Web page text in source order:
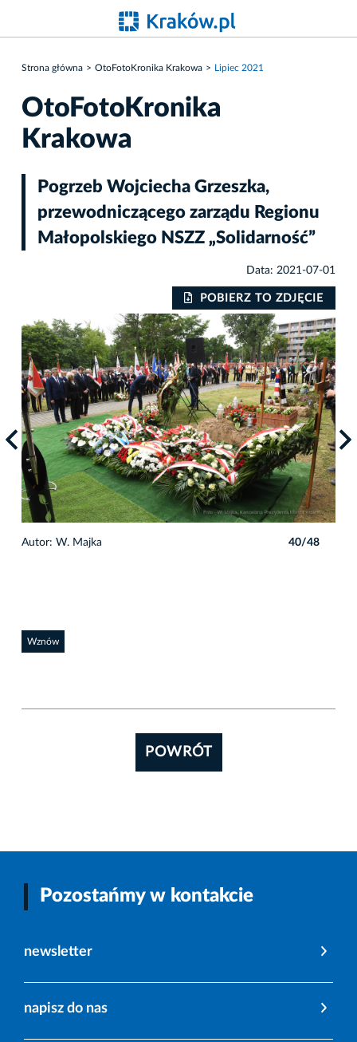
Strona główna OtoFotoKronika Krakowa Lipiec 2021
OtoFotoKronika
Krakowa
Pogrzeb Wojciecha Grzeszka,
przewodniczącego zarządu Regionu
Małopolskiego NSZZ „Solidarność”
Data: 2021-07-01
POBIERZ TO ZDJĘCIE
Autor: W. Majka 40/48
Wznów
POWRÓT
Pozostańmy w kontakcie
newsletter
napisz do nas